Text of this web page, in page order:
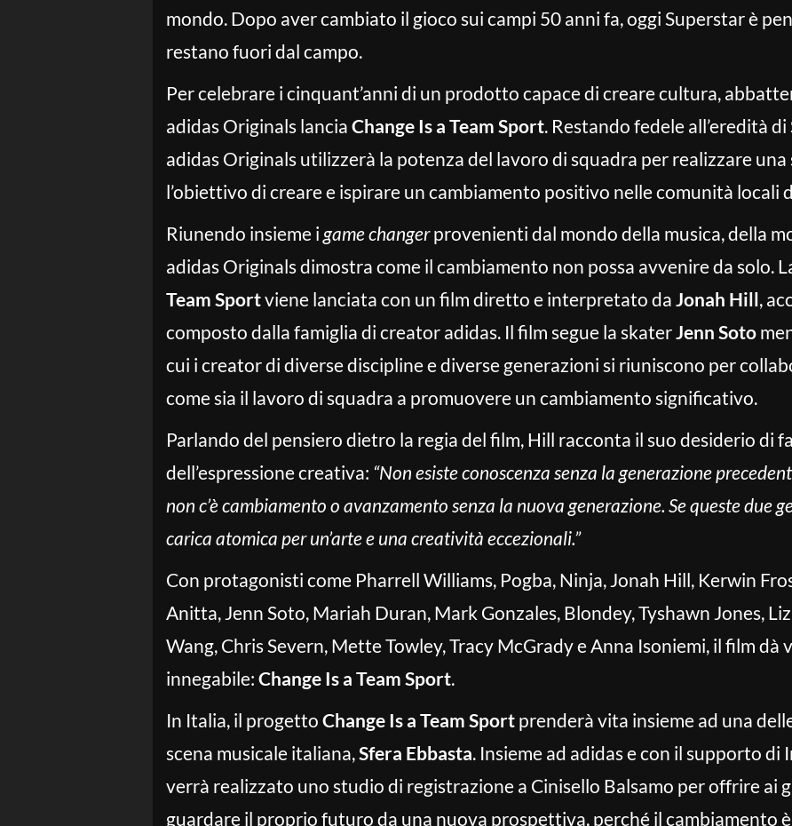
mondo. Dopo aver cambiato il gioco sui campi 50 anni fa, oggi Superstar è
restano fuori dal campo.
Per celebrare i cinquant’anni di un prodotto capace di creare cultura,
adidas Originals lancia Change Is a Team Sport. Restando fedele all’eredità
adidas Originals utilizzerà la potenza del lavoro di squadra per realizzare
l’obiettivo di creare e ispirare un cambiamento positivo nelle comunità locali
Riunendo insieme i game changerprovenienti dal mondo della musica, della
adidas Originals dimostra come il cambiamento non possa avvenire da solo.
Team Sportviene lanciata con un film diretto e interpretato da Jonah Hill,
composto dalla famiglia di creator adidas. Il film segue la skaterJenn Soto
cui i creator di diverse discipline e diverse generazioni si riuniscono per
come sia il lavoro di squadra a promuovere un cambiamento significativo.
Parlando del pensiero dietro la regia del film, Hill racconta il suo desiderio di
dell’espressione creativa: “Non esiste conoscenza senza la generazione
non c’è cambiamento o avanzamento senza la nuova generazione. Se queste due
carica atomica per un’arte e una creatività eccezionali.”
Con protagonisti come Pharrell Williams, Pogba, Ninja, Jonah Hill, Kerwin
Anitta, Jenn Soto, Mariah Duran, Mark Gonzales, Blondey, Tyshawn Jones,
Wang, Chris Severn, Mette Towley, Tracy McGrady e Anna Isoniemi, il film dà
innegabile: Change Is a Team Sport.
In Italia, il progetto Change Is a Team Sport prenderà vita insieme ad una
scena musicale italiana,Sfera Ebbasta. Insieme ad adidas e con il supporto di
verrà realizzato uno studio di registrazione a Cinisello Balsamo per offrire ai
guardare il proprio futuro da una nuova prospettiva, perché il cambiamento